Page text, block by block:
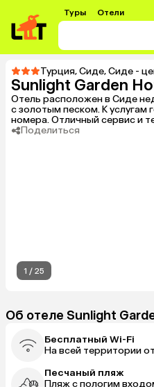
Туры Отели
Турция,Сиде,Сиде -
Sunlight Garden
Отель расположен в Сиде
с золотым песком. К услугам
номера. Отличный сервис и
для семейного отдыха.
Поделиться
1 / 25
Об отеле Sunlight
Бесплатный Wi-Fi
На всей территории
Песчаный пляж
Пляж с пологим